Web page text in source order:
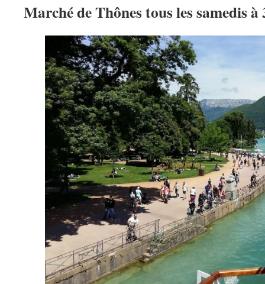
Marché de Thônes tous les samedis